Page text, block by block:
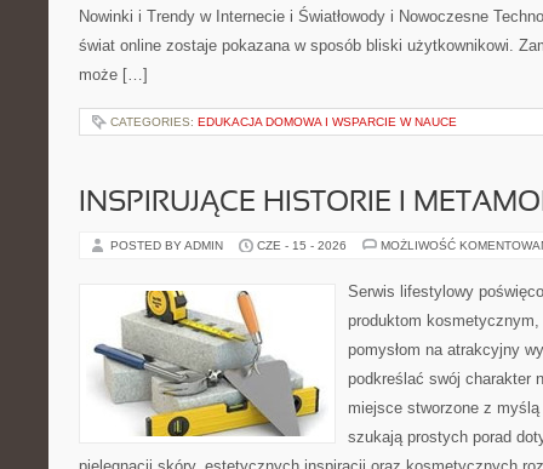
Nowinki i Trendy w Internecie i Światłowody i Nowoczesne
świat online zostaje pokazana w sposób bliski użytkownikowi.
może […]
CATEGORIES: EDUKACJA DOMOWA I WSPARCIE W NAUCE
INSPIRUJĄCE HISTORIE I
POSTED BY ADMIN CZE - 15 - 2026 MOŻLIWOŚĆ
Serwis lifestylowy
produktom
pomysłom na atrakcyjny
podkreślać swój charakter
miejsce stworzone z
szukają prostych porad